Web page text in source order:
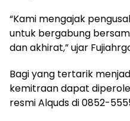
“Kami mengajak
untuk bergabung
dan akhirat,” ujar
Bagi yang tertarik
kemitraan dapat
resmi Alquds di 0852-